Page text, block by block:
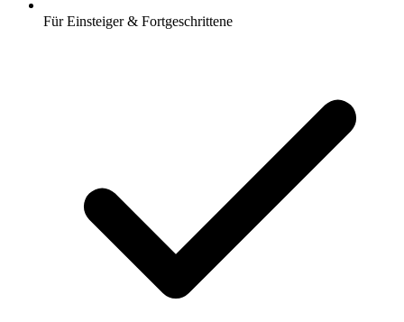
Für Einsteiger & Fortgeschrittene